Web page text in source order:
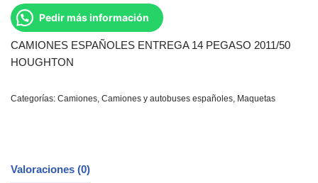
Pedir más información
CAMIONES ESPAÑOLES ENTREGA 14 PEGASO 2011/50
HOUGHTON
Categorías: Camiones, Camiones y autobuses españoles, Maquetas
Valoraciones (0)